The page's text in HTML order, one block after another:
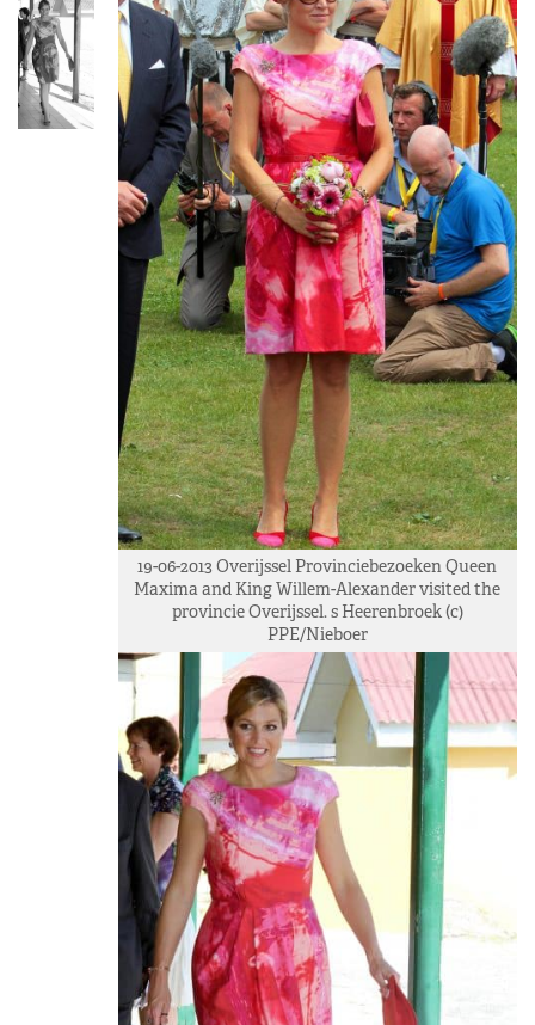
19-06-2013 Overijssel Provinciebezoeken Queen
Maxima and King Willem-Alexander visited the
provincie Overijssel. s Heerenbroek (c)
PPE/Nieboer